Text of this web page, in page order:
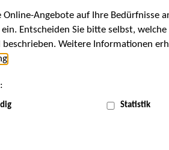
Künstler*innen Über uns
Angebote auf Ihre Bedürfnisse
Entscheiden Sie bitte selbst,
Weitere Informationen
Statistik